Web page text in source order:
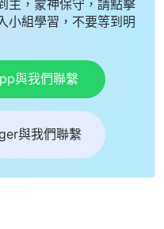
主，蒙神保守，請點擊
小組學習，不要等到明
與我們聯繫
與我們聯繫